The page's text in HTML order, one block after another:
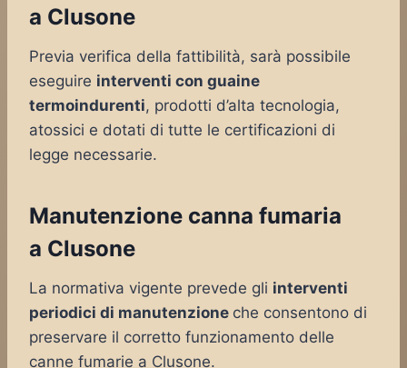
a Clusone
Previa verifica della fattibilità, sarà possibile
eseguire interventi con guaine
termoindurenti, prodotti d’alta tecnologia,
atossici e dotati di tutte le certificazioni di
legge necessarie.
Manutenzione canna fumaria
a Clusone
La normativa vigente prevede gli interventi
periodici di manutenzione che consentono di
preservare il corretto funzionamento delle
canne fumarie a Clusone.